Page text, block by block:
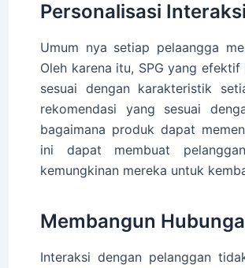
Personalisasi Interaksi
Umum nya setiap pelaangga
Oleh karena itu, SPG yang
sesuai dengan karakteristik
rekomendasi yang sesuai
bagaimana produk dapat
ini dapat membuat
kemungkinan mereka untuk
Membangun
Interaksi dengan pelanggan